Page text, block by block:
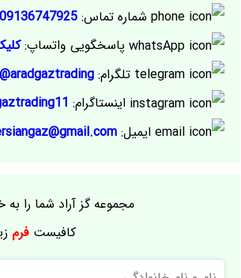
شماره تماس: 09136747925
پاسخگویی واتساپ:
تلگرام: aradgaztrading@
اینستاگرام:
ایمیل:
مجموعه گز آراد شما را
کافیستفرم